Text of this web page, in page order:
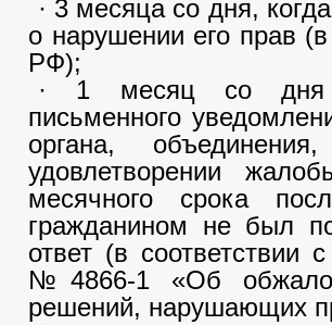
· 3 месяца со дня,
о нарушении его прав
РФ);
· 1 месяц со дня
письменного
органа,
удовлетворении
месячного срока
гражданином не был
ответ (в
№4866-1 «Об
решений, нарушающих